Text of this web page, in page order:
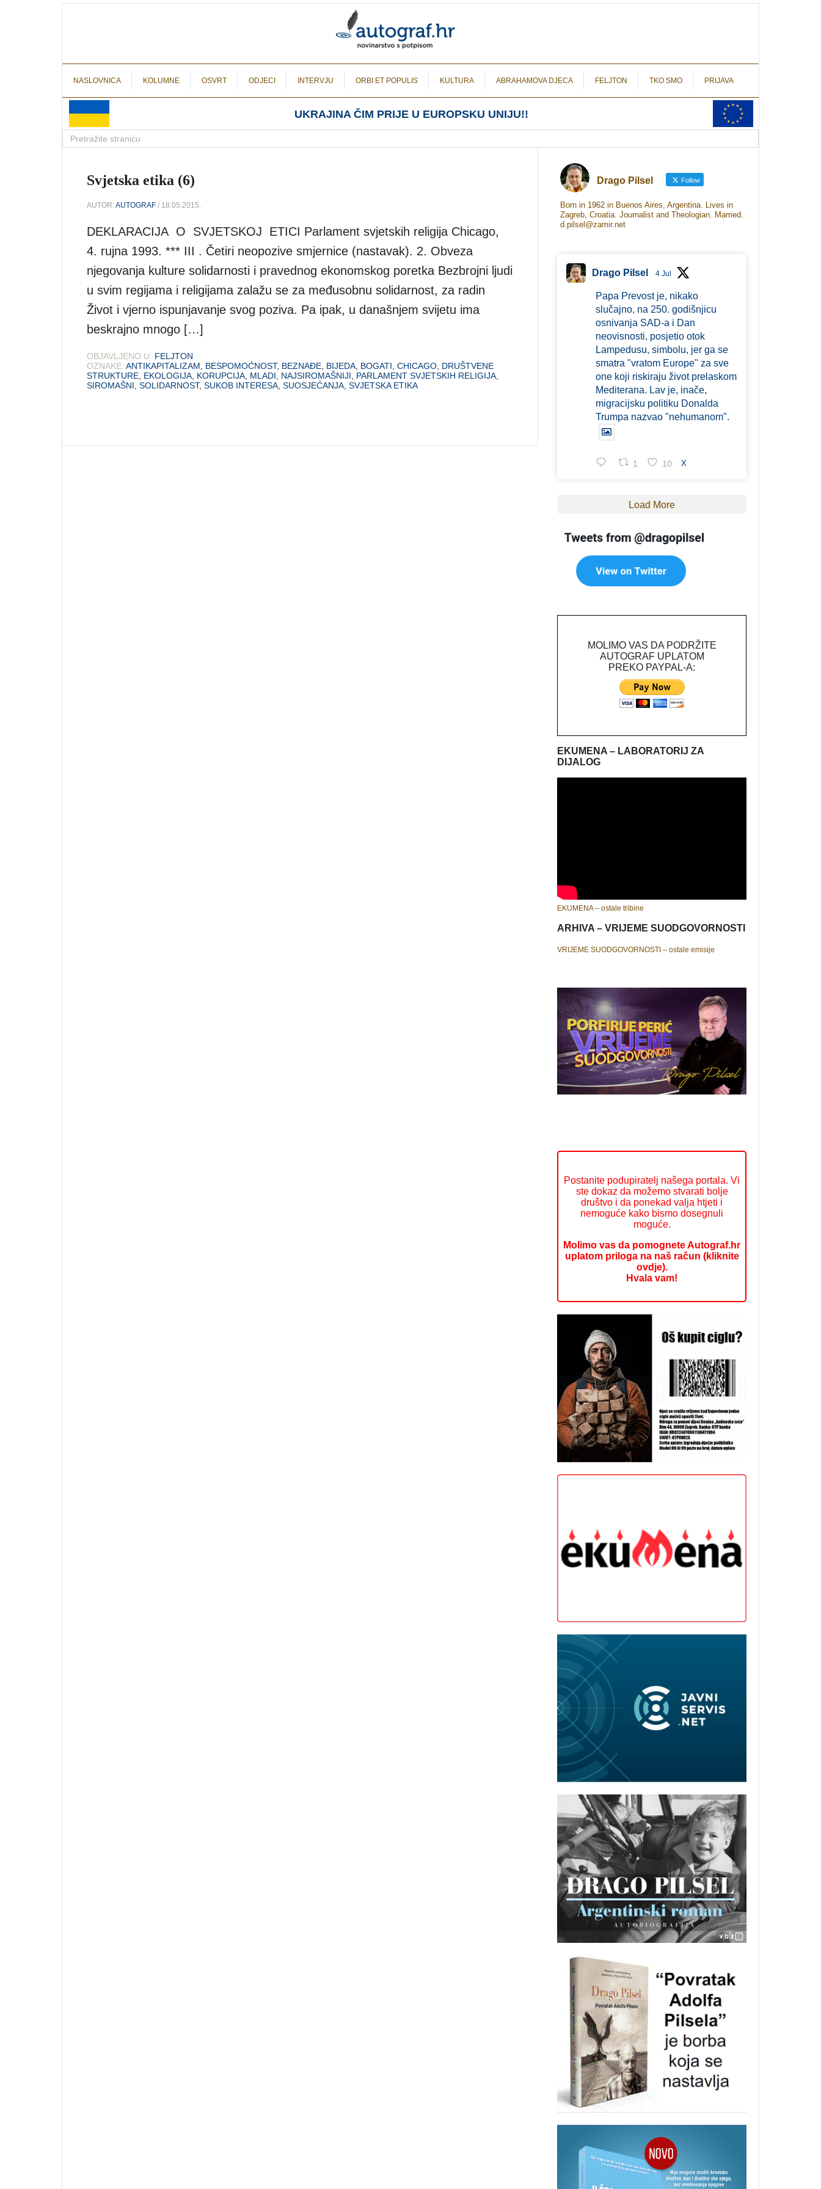
NASLOVNICA KOLUMNE OSVRT ODJECI INTERVJU ORBI ET POPULIS KULTURA ABRAHAMOVA DJECA FELJTON TKO SMO PRIJAVA
UKRAJINA ČIM PRIJE U EUROPSKU UNIJU!!
Svjetska etika (6)
AUTOR:AUTOGRAF / 18.05.2015.
DEKLARACIJA O SVJETSKOJ ETICI Parlament svjetskih religija Chicago,
4. rujna 1993. *** III . Četiri neopozive smjernice (nastavak). 2. Obveza
njegovanja kulture solidarnosti i pravednog ekonomskog poretka Bezbrojni ljudi
u svim regijama i religijama zalažu se za međusobnu solidarnost, za radin
Život i vjerno ispunjavanje svog poziva. Pa ipak, u današnjem svijetu ima
beskrajno mnogo […]
OBJAVLJENO U: FELJTON
OZNAKE: ANTIKAPITALIZAM BESPOMOĆNOST, BEZNAĐE BIJEDA BOGATI CHICAGO DRUŠTVENE
STRUKTURE EKOLOGIJA KORUPCIJA MLADI NAJSIROMAŠNIJI PARLAMENT SVJETSKIH RELIGIJA
SIROMAŠNI SOLIDARNOST, SUKOB INTERESA SUOSJEĆANJA SVJETSKA ETIKA
Drago Pilsel Follow
Born in 1962 in Buenos Aires, Argentina. Lives in
Zagreb, Croatia. Journalist and Theologian. Married.
d.pilsel@zamir.net
Drago Pilsel 4 Jul
Papa Prevost je, nikako
slučajno, na 250. godišnjicu
osnivanja SAD-a i Dan
neovisnosti, posjetio otok
Lampedusu, simbolu, jer ga se
smatra "vratom Europe" za sve
one koji riskiraju život prelaskom
Mediterana. Lav je, inače,
migracijsku politiku Donalda
Trumpa nazvao "nehumanom".
1 10 X
Load More
MOLIMO VAS DA PODRŽITE
AUTOGRAF UPLATOM
PREKO PAYPAL-A:
EKUMENA – LABORATORIJ ZA
DIJALOG
EKUMENA – ostale tribine
ARHIVA – VRIJEME SUODGOVORNOSTI
VRIJEME SUODGOVORNOSTI – ostale emisije
Postanite podupiratelj našega portala. Vi
ste dokaz da možemo stvarati bolje
društvo i da ponekad valja htjeti i
nemoguće kako bismo dosegnuli
moguće.
Molimo vas da pomognete Autograf.hr
uplatom priloga na naš račun (kliknite
ovdje).
Hvala vam!